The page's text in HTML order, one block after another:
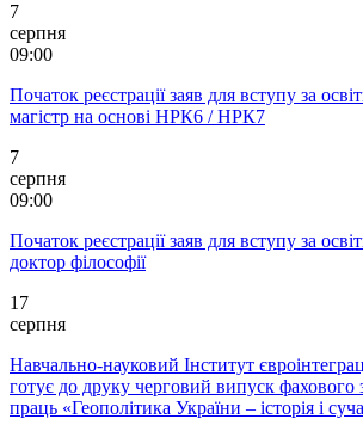
7
серпня
09:00
Початок реєстрації заяв для вступу за
магістр на основі НРК6 / НРК7
7
серпня
09:00
Початок реєстрації заяв для вступу за
доктор філософії
17
серпня
Навчально-науковий Інститут
готує до друку черговий випуск фахового
праць «Геополітика України – історія і